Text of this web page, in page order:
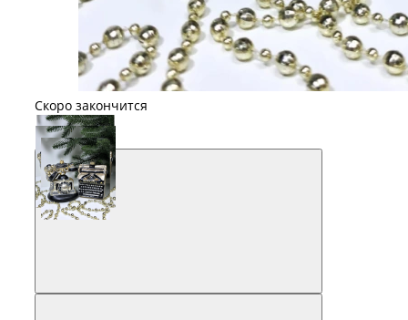
Скоро закончится